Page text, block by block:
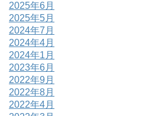
2025年6月
2025年5月
2024年7月
2024年4月
2024年1月
2023年6月
2022年9月
2022年8月
2022年4月